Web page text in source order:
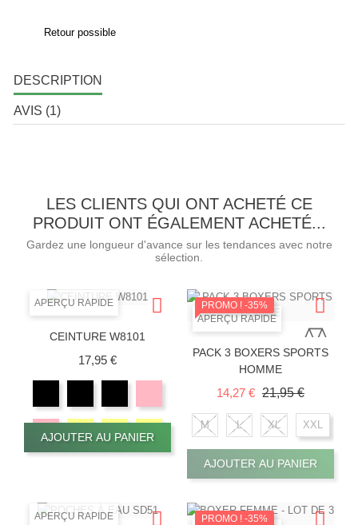
Retour possible
DESCRIPTION
AVIS (1)
LES CLIENTS QUI ONT ACHETÉ CE
PRODUIT ONT ÉGALEMENT ACHETÉ...
Gardez une longueur d'avance sur les tendances avec notre
sélection.
APERÇU RAPIDE
CEINTURE W8101
17,95 €Prix
AJOUTER AU PANIER
APERÇU RAPIDE
PROMO ! -35%
PACK 3 BOXERS SPORTS
HOMME
14,27 € Prix de base
21,95 €Prix
M L XL XXL
AJOUTER AU PANIER
APERÇU RAPIDE PROMO ! -35%